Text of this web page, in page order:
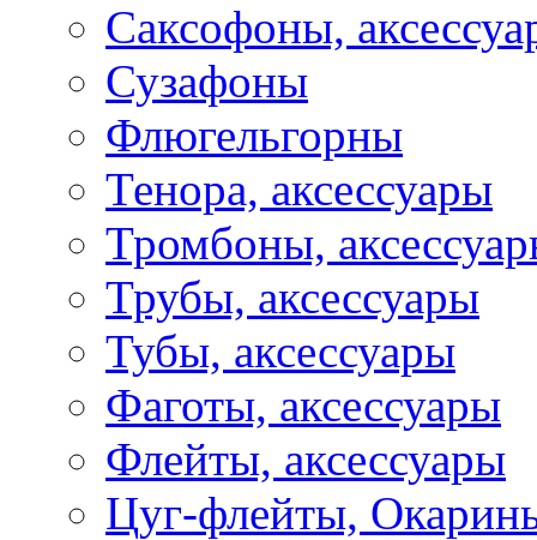
Саксофоны,
Сузафоны
Флюгельгорны
Тенора, аксессуары
Тромбоны,
Трубы, аксессуары
Тубы, аксессуары
Фаготы, аксессуары
Флейты, аксессуары
Цуг-флейты,